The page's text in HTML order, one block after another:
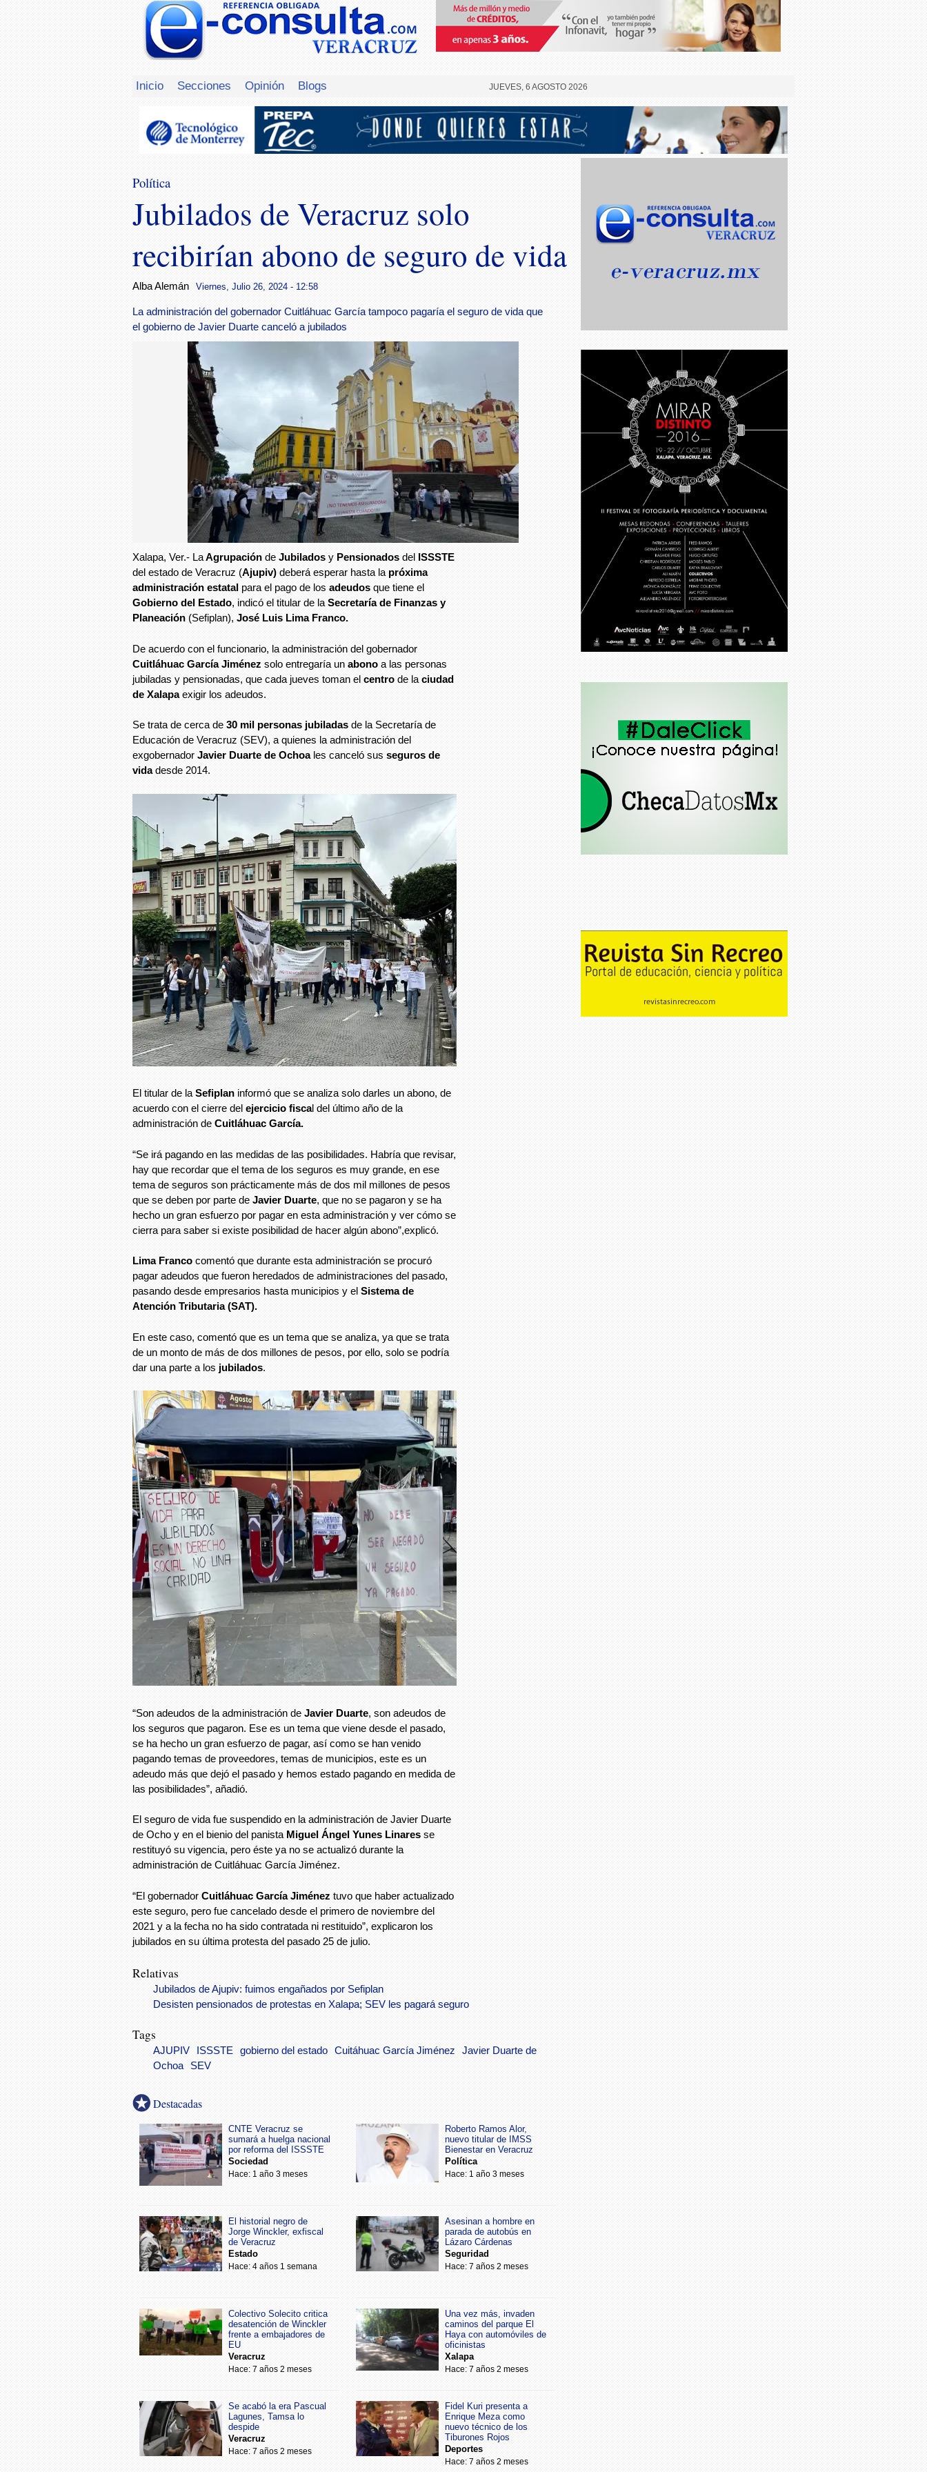
Inicio Secciones Opinión Blogs JUEVES, 6 AGOSTO 2026
Política
Jubilados de Veracruz solo
recibirían abono de seguro de vida
Alba Alemán Viernes, Julio 26, 2024 - 12:58
La administración del gobernador Cuitláhuac García tampoco pagaría el seguro de vida que
el gobierno de Javier Duarte canceló a jubilados
Xalapa, Ver.- LaAgrupación de Jubilados y Pensionados del ISSSTE
del estado de Veracruz (Ajupiv) deberá esperar hasta la próxima
administración estatal para el pago de los adeudos que tiene el
Gobierno del Estado, indicó el titular de la Secretaría de Finanzas y
Planeación (Sefiplan), José Luis Lima Franco.
De acuerdo con el funcionario, la administración del gobernador
Cuitláhuac García Jiménez solo entregaría un abono a las personas
jubiladas y pensionadas, que cada jueves toman el centro de la ciudad
de Xalapaexigir los adeudos.
Se trata de cerca de 30 mil personas jubiladas de la Secretaría de
Educación de Veracruz (SEV), a quienes la administración del
exgobernador Javier Duarte de Ochoa les canceló sus seguros de
vidadesde 2014.
El titular de la Sefiplan informó que se analiza solo darles un abono, de
acuerdo con el cierre del ejercicio fiscal del último año de la
administración de Cuitláhuac García.
“Se irá pagando en las medidas de las posibilidades. Habría que revisar,
hay que recordar que el tema de los seguros es muy grande, en ese
tema de seguros son prácticamente más de dos mil millones de pesos
que se deben por parte de Javier Duarte, que no se pagaron y se ha
hecho un gran esfuerzo por pagar en esta administración y ver cómo se
cierra para saber si existe posibilidad de hacer algún abono”,explicó.
Lima Franco comentó que durante esta administración se procuró
pagar adeudos que fueron heredados de administraciones del pasado,
pasando desde empresarios hasta municipios y el Sistema de
Atención Tributaria (SAT).
En este caso, comentó que es un tema que se analiza, ya que se trata
de un monto de más de dos millones de pesos, por ello, solo se podría
dar una parte a los jubilados.
“Son adeudos de la administración de Javier Duarte, son adeudos de
los seguros que pagaron. Ese es un tema que viene desde el pasado,
se ha hecho un gran esfuerzo de pagar, así como se han venido
pagando temas de proveedores, temas de municipios, este es un
adeudo más que dejó el pasado y hemos estado pagando en medida de
las posibilidades”, añadió.
El seguro de vida fue suspendido en la administración de Javier Duarte
de Ocho y en el bienio del panista Miguel Ángel Yunes Linares se
restituyó su vigencia, pero éste ya no se actualizó durante la
administración de Cuitláhuac García Jiménez.
“El gobernador Cuitláhuac García Jiménez tuvo que haber actualizado
este seguro, pero fue cancelado desde el primero de noviembre del
2021 y a la fecha no ha sido contratada ni restituido”, explicaron los
jubilados en su última protesta del pasado 25 de julio.
Relativas
Jubilados de Ajupiv: fuimos engañados por Sefiplan
Desisten pensionados de protestas en Xalapa; SEV les pagará seguro
Tags
AJUPIV ISSSTE gobierno del estado Cuitáhuac García Jiménez
Javier Duarte de
Ochoa
SEV
Destacadas
CNTE Veracruz se
sumará a huelga nacional
por reforma del ISSSTE
Sociedad
Hace: 1 año 3 meses
Roberto Ramos Alor,
nuevo titular de IMSS
Bienestar en Veracruz
Política
Hace: 1 año 3 meses
El historial negro de
Jorge Winckler, exfiscal
de Veracruz
Estado
Hace: 4 años 1 semana
Asesinan a hombre en
parada de autobús en
Lázaro Cárdenas
Seguridad
Hace: 7 años 2 meses
Colectivo Solecito critica
desatención de Winckler
frente a embajadores de
EU
Veracruz
Hace: 7 años 2 meses
Una vez más, invaden
caminos del parque El
Haya con automóviles de
oficinistas
Xalapa
Hace: 7 años 2 meses
Se acabó la era Pascual
Lagunes, Tamsa lo
despide
Veracruz
Hace: 7 años 2 meses
Fidel Kuri presenta a
Enrique Meza como
nuevo técnico de los
Tiburones Rojos
Deportes
Hace: 7 años 2 meses